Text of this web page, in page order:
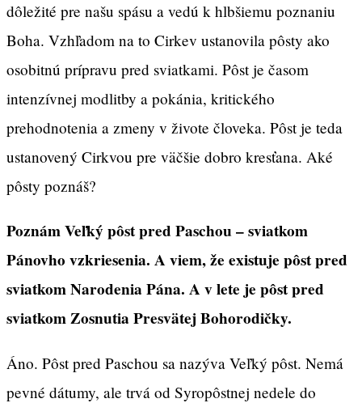
dôležité pre našu spásu a vedú k hlbšiemu poznaniu
Boha. Vzhľadom na to Cirkev ustanovila pôsty ako
osobitnú prípravu pred sviatkami. Pôst je časom
intenzívnej modlitby a pokánia, kritického
prehodnotenia a zmeny v živote človeka. Pôst je teda
ustanovený Cirkvou pre väčšie dobro kresťana. Aké
pôsty poznáš?
Poznám Veľký pôst pred Paschou – sviatkom
Pánovho vzkriesenia. A viem, že existuje pôst pred
sviatkom Narodenia Pána. A v lete je pôst pred
sviatkom Zosnutia Presvätej Bohorodičky.
Áno. Pôst pred Paschou sa nazýva Veľký pôst. Nemá
pevné dátumy, ale trvá od Syropôstnej nedele do